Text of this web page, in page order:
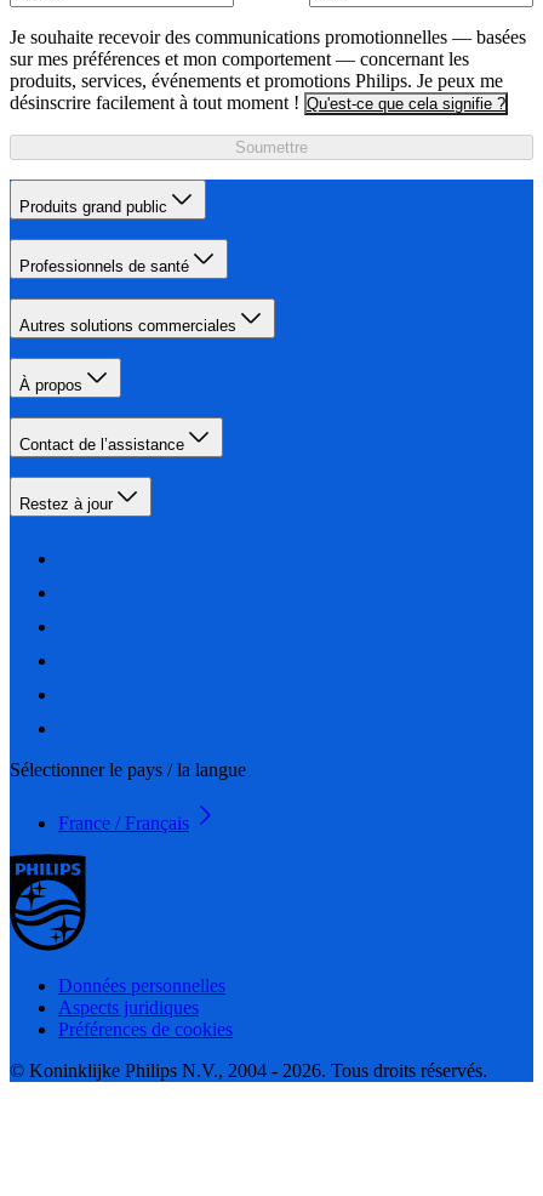
Je souhaite recevoir des communications promotionnelles — basées
sur mes préférences et mon comportement — concernant les
produits, services, événements et promotions Philips. Je peux me
désinscrire facilement à tout moment ! Qu'est-ce que cela signifie ?
Soumettre
Produits grand public
Professionnels de santé
Autres solutions commerciales
À propos
Contact de l’assistance
Restez à jour
Sélectionner le pays / la langue
France / Français
Données personnelles
Aspects juridiques
Préférences de cookies
© Koninklijke Philips N.V., 2004 - 2026. Tous droits réservés.